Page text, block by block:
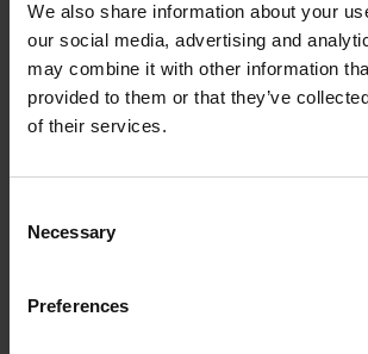
We also share information about your
our social media, advertising and
may combine it with other information
provided to them or that they’ve
of their services.
Selection
Necessary
Preferences
LIGHT & LIVING
Adeta 26cm bordslampa
999 kr
LIGHT &
Monkey